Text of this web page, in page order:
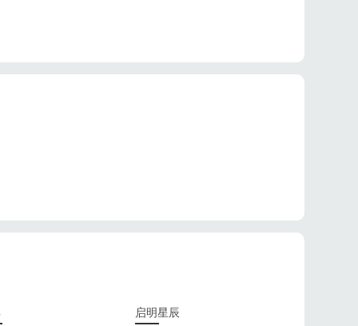
启明星辰